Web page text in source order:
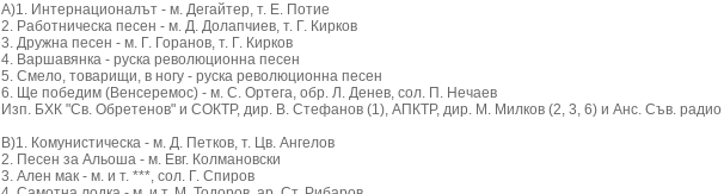
А)1. Интернационалът - м. Дегайтер, т. Е. Потие
2. Работническа песен - м. Д. Долапчиев, т. Г. Кирков
3. Дружна песен - м. Г. Горанов, т. Г. Кирков
4. Варшавянка - руска революционна песен
5. Смело, товарищи, в ногу - руска революционна песен
6. Ще победим (Венсеремос) - м. С. Ортега, обр. Л. Денев, сол. П. Нечаев
Изп. БХК "Св. Обретенов" и СОКТР, дир. В. Стефанов (1), АПКТР, дир. М. Милков (2, 3, 6) и Анс. Съв. радио
В)1. Комунистическа - м. Д. Петков, т. Цв. Ангелов
2. Песен за Альоша - м. Евг. Колмановски
3. Ален мак - м. и т. ***, сол. Г. Спиров